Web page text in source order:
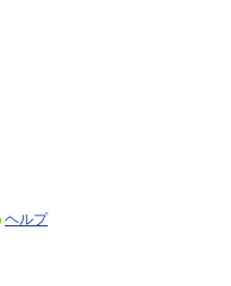
ヘルプ